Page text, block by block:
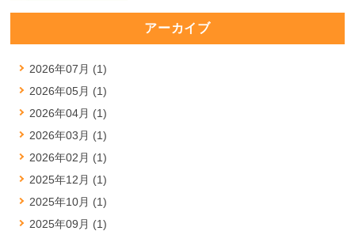
アーカイブ
2026年07月 (1)
2026年05月 (1)
2026年04月 (1)
2026年03月 (1)
2026年02月 (1)
2025年12月 (1)
2025年10月 (1)
2025年09月 (1)